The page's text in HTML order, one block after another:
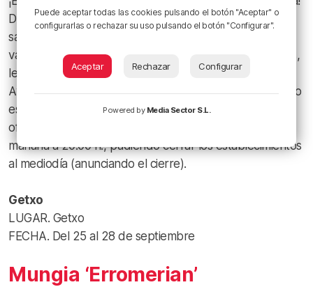
Del 25 al 28 de septiembre, los comercios de Getxo
sacan sus productos a la calle. Descubre una amplia
variedad en moda, decoración, calzado, complementos,
lencería, deportes y mucho más. Una iniciativa del
Ayuntamiento de Getxo y el comercio local cuyo objetivo
es impulsar el comercio y resaltar la diversidad y la
oferta del municipio de Getxo. Horario: De 10:30 de la
mañana a 20:00 h., pudiendo cerrar los establecimientos
al mediodía (anunciando el cierre).
Getxo
LUGAR. Getxo
FECHA. Del 25 al 28 de septiembre
Mungia ‘Erromerian’
Puede aceptar todas las cookies pulsando el botón "Aceptar" o
configurarlas o rechazar su uso pulsando el botón "Configurar".
Aceptar Rechazar Configurar
Powered by Media Sector S.L.